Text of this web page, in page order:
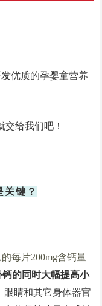
优质的孕婴童营养
给我们吧！
关键？
每片200mg含钙量
钙的同时大幅提高小
眼睛和其它身体器官